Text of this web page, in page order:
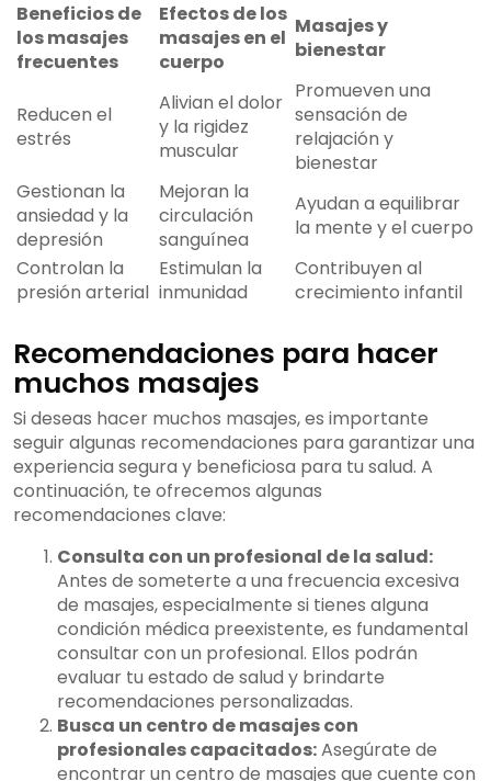
Beneficios de
los masajes
frecuentes
Efectos de los
masajes en el
cuerpo
Masajes y
bienestar
Reducen el
estrés
Alivian el dolor
y la rigidez
muscular
Promueven una
sensación de
relajación y
bienestar
Gestionan la
ansiedad y la
depresión
Mejoran la
circulación
sanguínea
Ayudan a equilibrar
la mente y el cuerpo
Controlan la
presión arterial
Estimulan la
inmunidad
Contribuyen al
crecimiento infantil
Recomendaciones para hacer
muchos masajes
Si deseas hacer muchos masajes, es importante
seguir algunas recomendaciones para garantizar una
experiencia segura y beneficiosa para tu salud. A
continuación, te ofrecemos algunas
recomendaciones clave:
Consulta con un profesional de la salud:
Antes de someterte a una frecuencia excesiva
de masajes, especialmente si tienes alguna
condición médica preexistente, es fundamental
consultar con un profesional. Ellos podrán
evaluar tu estado de salud y brindarte
recomendaciones personalizadas.
Busca un centro de masajes con
profesionales capacitados:Asegúrate de
encontrar un centro de masajes que cuente con